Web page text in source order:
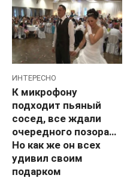
ИНТЕРЕСНО
К микрофону
подходит пьяный
сосед, все ждали
очередного позора…
Но как же он всех
удивил своим
подарком